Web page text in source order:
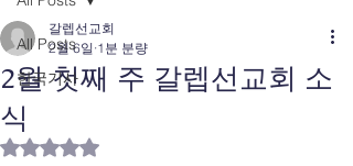
All Posts
한국기사
2월 첫째 주 갈렙선교회 소
식
갈렙선교회
2월 6일 1분 분량
별점 5점 중 NaN점을 주었습니다.